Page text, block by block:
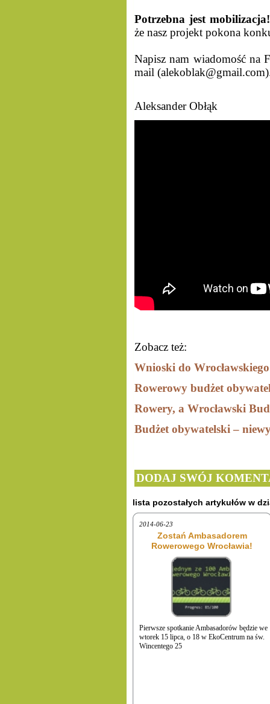
Potrzebna jest
że nasz projekt pokona
Napisz nam wiadomość na
mail
Aleksander Obłąk
Zobacz też:
Wnioski do
Rowerowy budżet
Rowery, a Wrocławski
Budżet obywatelski –
DODAJ SWÓJ
lista pozostałych artykułów w
2014-06-23
Zostań Ambasadorem
Rowerowego Wrocławia!
Pierwsze spotkanie Ambasadorów będzie we
wtorek 15 lipca, o 18 w EkoCentrum na św.
Wincentego 25